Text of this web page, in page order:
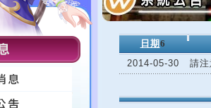
日期 6
2014-05-30
請